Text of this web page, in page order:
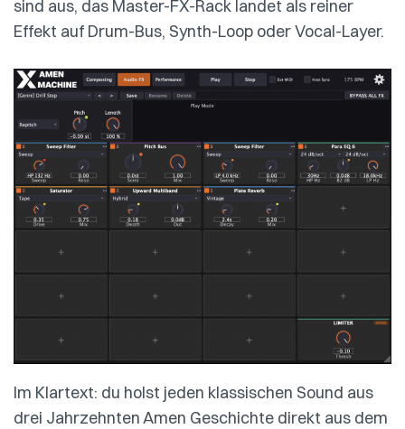
sind aus, das Master-FX-Rack landet als reiner
Effekt auf Drum-Bus, Synth-Loop oder Vocal-Layer.
Im Klartext: du holst jeden klassischen Sound aus
drei Jahrzehnten Amen Geschichte direkt aus dem